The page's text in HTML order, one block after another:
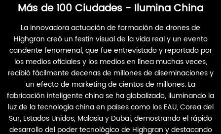
Más de 100 Ciudades - Ilumina China
La innovadora actuación de formación de drones de
Highgran creó un festín visual de la vida real y un evento
candente fenomenal, que fue entrevistado y reportado por
los medios oficiales y los medios en línea muchas veces,
recibió fácilmente decenas de millones de diseminaciones y
un efecto de marketing de cientos de millones. La
fabricación inteligente china se ha globalizado, iluminando la
luz de la tecnología china en países como los EAU, Corea del
Sur, Estados Unidos, Malasia y Dubai, demostrando el rápido
desarrollo del poder tecnológico de Highgran y destacando